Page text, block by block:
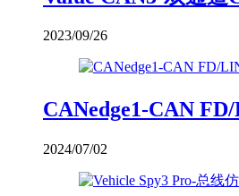
2023/09/26
CANedge1-CAN
2024/07/02